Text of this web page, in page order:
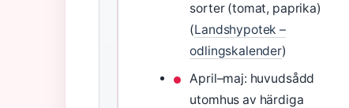
sorter (tomat, paprika)
(Landshypotek –
odlingskalender)
April–maj: huvudsådd
utomhus av härdiga